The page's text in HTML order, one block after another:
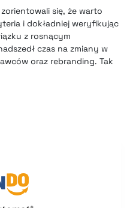
się, że warto
i dokładniej weryfikując
z rosnącym
czas na zmiany w
oraz rebranding. Tak